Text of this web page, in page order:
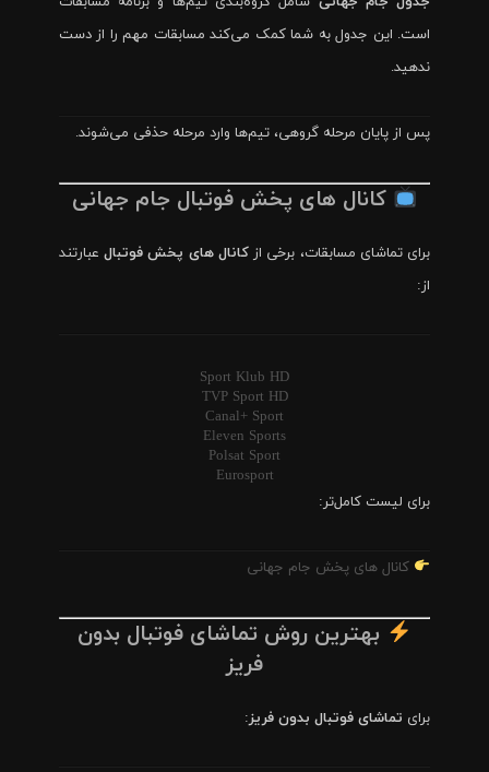
است. این جدول به شما کمک می‌کند مسابقات مهم را از دست
ندهید.
پس از پایان مرحله گروهی، تیم‌ها وارد مرحله حذفی می‌شوند.
کانال های پخش فوتبال جام جهانی
برای تماشای مسابقات، برخی ازکانال های پخش فوتبالعبارتند
از:
Sport Klub HD
TVP Sport HD
Canal+ Sport
Eleven Sports
Polsat Sport
Eurosport
برای لیست کامل‌تر:
کانال های پخش جام جهانی
بهترین روش تماشای فوتبال بدون
فریز
برای تماشای فوتبال بدون فریز: